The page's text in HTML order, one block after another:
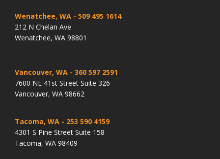
Wenatchee, WA - 509 495 1614
212 N Chelan Ave
Wenatchee, WA 98801
Vancouver, WA - 360 597 2591
7600 NE 41st Street Suite 326
Vancouver, WA 98662
Tacoma, WA - 253 590 4159
4301 S Pine Street Suite 158
Tacoma, WA 98409